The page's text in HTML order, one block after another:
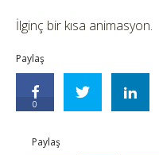
İlginç bir kısa animasyon.
Paylaş
0
Paylaş